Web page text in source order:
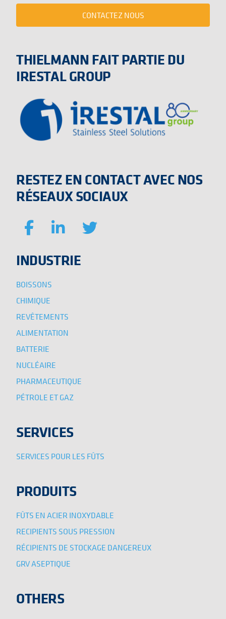
CONTACTEZ NOUS
THIELMANN FAIT PARTIE DU
IRESTAL GROUP
RESTEZ EN CONTACT AVEC NOS
RÉSEAUX SOCIAUX
INDUSTRIE
BOISSONS
CHIMIQUE
REVÊTEMENTS
ALIMENTATION
BATTERIE
NUCLÉAIRE
PHARMACEUTIQUE
PÉTROLE ET GAZ
SERVICES
SERVICES POUR LES FÛTS
PRODUITS
FÛTS EN ACIER INOXYDABLE
RECIPIENTS SOUS PRESSION
RÉCIPIENTS DE STOCKAGE DANGEREUX
GRV ASEPTIQUE
OTHERS